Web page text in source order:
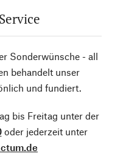
Sonderwünsche - all
behandelt unser
und fundiert.
bis Freitag unter der
oder jederzeit unter